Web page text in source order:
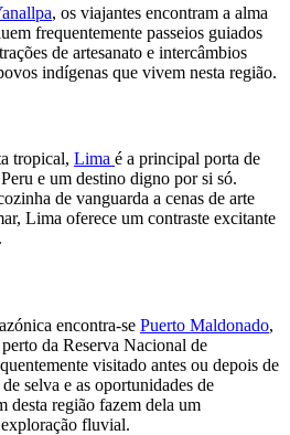
, os viajantes encontram a alma
frequentemente passeios guiados
de artesanato e intercâmbios
indígenas que vivem nesta região.
tropical, Lima é a principal porta de
e um destino digno por si só.
de vanguarda a cenas de arte
Lima oferece um contraste excitante
encontra-se Puerto Maldonado,
da Reserva Nacional de
visitado antes ou depois de
selva e as oportunidades de
desta região fazem dela um
fluvial.